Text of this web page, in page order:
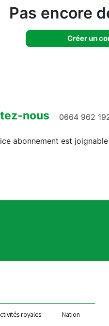
Pas encore
Créer un
nous 0664 962
abonnement est
royales
Nation